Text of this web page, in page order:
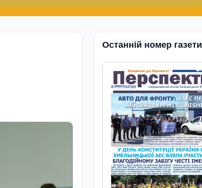
Останній номер газети